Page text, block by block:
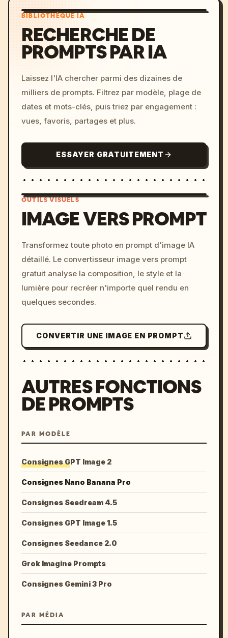
BIBLIOTHÈQUE IA
RECHERCHE DE
PROMPTS PAR IA
Laissez l'IA chercher parmi des dizaines de
milliers de prompts. Filtrez par modèle, plage de
dates et mots-clés, puis triez par engagement :
vues, favoris, partages et plus.
ESSAYER GRATUITEMENT
c, cyberpunk sunset, neon
colors, 8k --v 6.0
OUTILS VISUELS
IMAGE VERS PROMPT
Transformez toute photo en prompt d'image IA
détaillé. Le convertisseur image vers prompt
gratuit analyse la composition, le style et la
lumière pour recréer n'importe quel rendu en
quelques secondes.
CONVERTIR UNE IMAGE EN PROMPT
AUTRES FONCTIONS
DE PROMPTS
PAR MODÈLE
Consignes GPT Image 2
Consignes Nano Banana Pro
Consignes Seedream 4.5
Consignes GPT Image 1.5
Consignes Seedance 2.0
Grok Imagine Prompts
Consignes Gemini 3 Pro
PAR MÉDIA